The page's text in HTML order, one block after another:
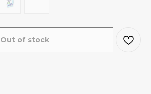
Out of stock